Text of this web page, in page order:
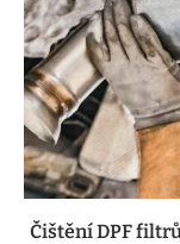
Čištění DPF